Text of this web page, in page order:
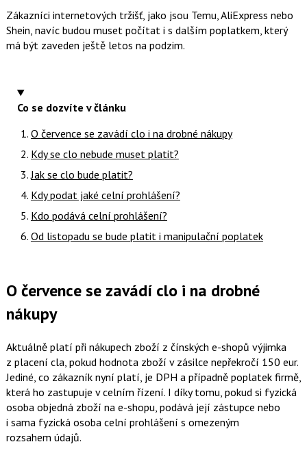
Zákazníci internetových tržišť, jako jsou Temu, AliExpress nebo
Shein, navíc budou muset počítat i s dalším poplatkem, který
má být zaveden ještě letos na podzim.
Co se dozvíte v článku
O července se zavádí clo i na drobné nákupy
Kdy se clo nebude muset platit?
Jak se clo bude platit?
Kdy podat jaké celní prohlášení?
Kdo podává celní prohlášení?
Od listopadu se bude platit i manipulační poplatek
O července se zavádí clo i na drobné
nákupy
Aktuálně platí při nákupech zboží z čínských e-shopů výjimka
z placení cla, pokud hodnota zboží v zásilce nepřekročí 150 eur.
Jediné, co zákazník nyní platí, je DPH a případně poplatek firmě,
která ho zastupuje v celním řízení. I díky tomu, pokud si fyzická
osoba objedná zboží na e-shopu, podává její zástupce nebo
i sama fyzická osoba celní prohlášení s omezeným
rozsahem údajů.